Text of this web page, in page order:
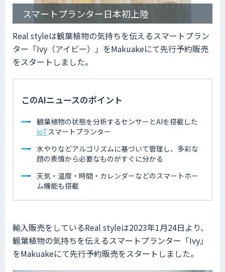
スマートプランター日本初上陸
Real styleは観葉植物の気持ちを伝えるスマートプラン
ター「Ivy（アイビー）」をMakuakeにて先行予約販売
をスタートしました。
このAIニュースのポイント
観葉植物の状態を分析するセンサーとAIを搭載した
IoTスマートプランター
水やりなどアルゴリズムに基づいて管理し、多彩な
顔の表情から必要なものがすぐに分かる
天気・温度・時間・カレンダーなどのスマートホー
ム機能も搭載
輸入販売をしているReal styleは2023年1月24日より、
観葉植物の気持ちを伝えるスマートプランター「Ivy」
をMakuakeにて先行予約販売をスタートしました。